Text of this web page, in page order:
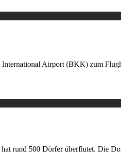
Airport (BKK) zum
rund 500 Dörfer überflutet. Die